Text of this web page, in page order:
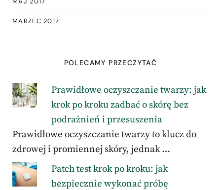
MARZEC 2017
POLECAMY PRZECZYTAĆ
Prawidłowe oczyszczanie twarzy: jak
krok po kroku zadbać o skórę bez
podrażnień i przesuszenia
Prawidłowe oczyszczanie twarzy to klucz do
zdrowej i promiennej skóry, jednak …
Patch test krok po kroku: jak
bezpiecznie wykonać próbę